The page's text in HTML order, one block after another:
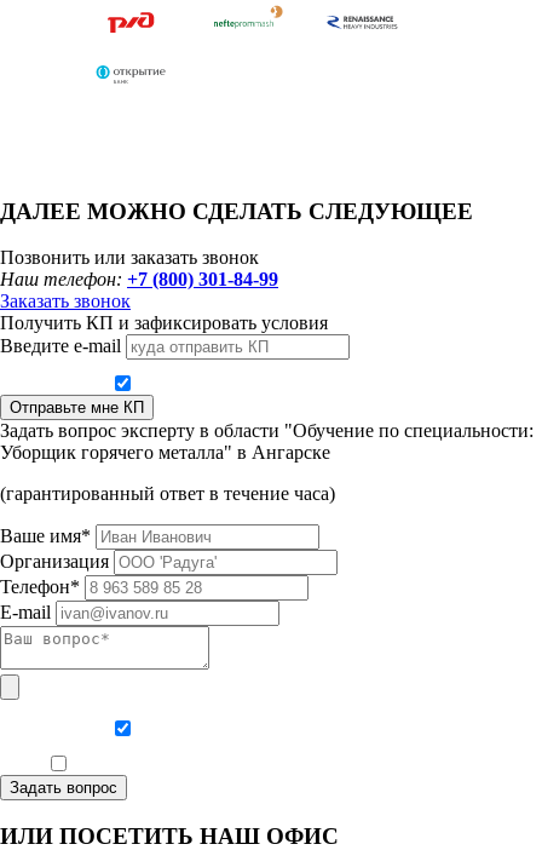
ДАЛЕЕ МОЖНО СДЕЛАТЬ СЛЕДУЮЩЕЕ
Позвонить или заказать звонок
Наш телефон: +7 (800) 301-84-99
Заказать звонок
Получить КП и зафиксировать условия
Введите e-mail
Отправьте мне КП
Задать вопрос эксперту в области "Обучение по специальности:
Уборщик горячего металла" в Ангарске
(гарантированный ответ в течение часа)
Ваше имя*
Организация
Телефон*
E-mail
Задать вопрос
ИЛИ ПОСЕТИТЬ НАШ ОФИС